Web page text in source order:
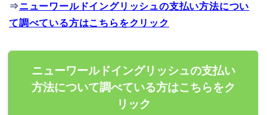
⇒ニューワールドイングリッシュの支払い方法につい
て調べている方はこちらをクリック
ニューワールドイングリッシュの支払い
方法について調べている方はこちらをク
リック